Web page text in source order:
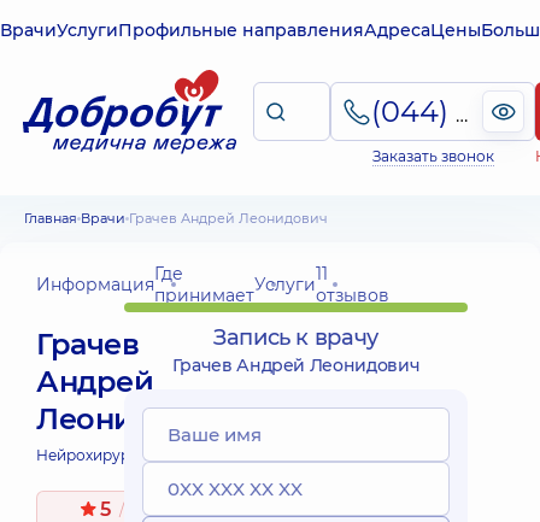
ВрачиУслугиПрофильные направленияАдресаЦены
(044) 495-2-888
Заказать звонок
Главная Врачи Грачев Андрей Леонидович
ИнформацияГде
принимаетУслуги11
отзывов
Грачев
Андрей
Леонидович
Нейрохирург;
5 / 5
Запись к врачу
Грачев Андрей Леонидович